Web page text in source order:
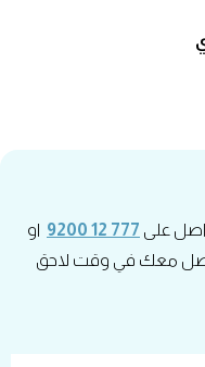
على 777 12 9200
او
معك في وقت لاحق